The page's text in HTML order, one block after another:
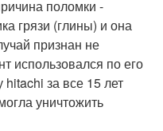
поломки -
грязи (глины) и она
признан не
использовался по его
за все 15 лет
уничтожить